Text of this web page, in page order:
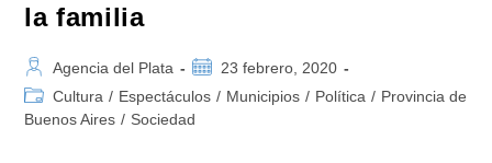
la familia
Autor
de
la
Agencia del Plata
Publicación
de
la
23 febrero, 2020
Categoría
de
Cultura / Espectáculos / Municipios / Política / Provincia de
Buenos Aires / Sociedad